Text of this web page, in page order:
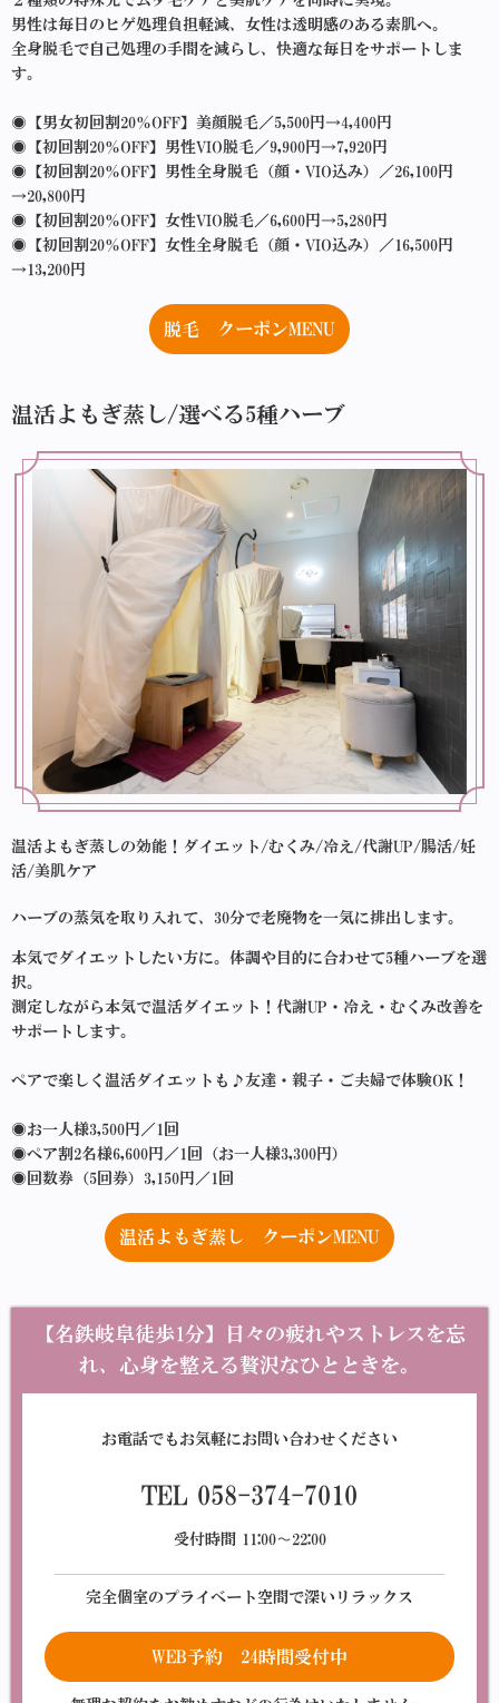
男性は毎日のヒゲ処理負担軽減、女性は透明感のある素肌へ。
全身脱毛で自己処理の手間を減らし、快適な毎日をサポートしま
す。
◉【男女初回割20％OFF】美顔脱毛／5,500円→4,400円
◉【初回割20％OFF】男性VIO脱毛／9,900円→7,920円
◉【初回割20％OFF】男性全身脱毛（顔・VIO込み）／26,100円
→20,800円
◉【初回割20％OFF】女性VIO脱毛／6,600円→5,280円
◉【初回割20％OFF】女性全身脱毛（顔・VIO込み）／16,500円
→13,200円
脱毛 クーポンMENU
温活よもぎ蒸し/選べる5種ハーブ
温活よもぎ蒸しの効能！ダイエット/むくみ/冷え/代謝UP/腸活/妊
活/美肌ケア
ハーブの蒸気を取り入れて、30分で老廃物を一気に排出します。
本気でダイエットしたい方に。体調や目的に合わせて5種ハーブを選
択。
測定しながら本気で温活ダイエット！代謝UP・冷え・むくみ改善を
サポートします。
ペアで楽しく温活ダイエットも♪友達・親子・ご夫婦で体験OK！
◉お一人様3,500円／1回
◉ペア割2名様6,600円／1回（お一人様3,300円）
◉回数券（5回券）3,150円／1回
温活よもぎ蒸し クーポンMENU
【名鉄岐阜徒歩1分】日々の疲れやストレスを忘
れ、心身を整える贅沢なひとときを。
お電話でもお気軽にお問い合わせください
TEL 058-374-7010
受付時間 11:00〜22:00
完全個室のプライベート空間で深いリラックス
WEB予約 24時間受付中